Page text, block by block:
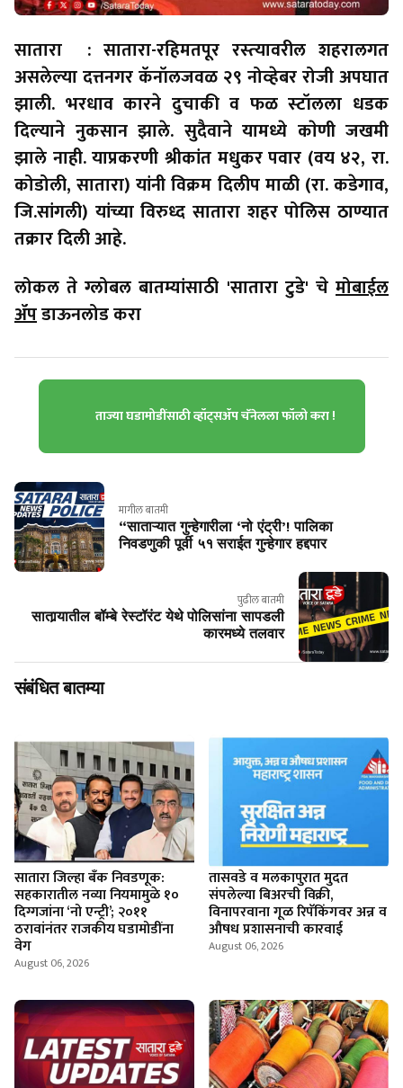
सातारा : सातारा-रहिमतपूर रस्‍त्‍यावरील शहरालगत
असलेल्‍या दत्तनगर कॅनॉलजवळ २९ नोव्‍हेबर रोजी अपघात
झाली. भरधाव कारने दुचाकी व फळ स्‍टॉलला धडक
दिल्‍याने नुकसान झाले. सुदैवाने यामध्ये काेणी जखमी
झाले नाही. याप्रकरणी श्रीकांत मधुकर पवार (वय ४२, रा.
कोडोली, सातारा) यांनी विक्रम दिलीप माळी (रा. कडेगाव,
जि.सांगली) यांच्या विरुध्द सातारा शहर पोलिस ठाण्यात
तक्रार दिली आहे.
लोकल ते ग्लोबल बातम्यांसाठी 'सातारा टुडे' चे मोबाईल
ॲपडाऊनलोड करा
ताज्या घडामोडींसाठी व्हॉट्सॲप चॅनेलला फॉलो करा !
मागील बातमी
“साताऱ्यात गुन्हेगारीला ‘नो एंट्री’! पालिका
निवडणुकी पूर्वी ५१ सराईत गुन्हेगार हद्दपार
पुढील बातमी
सातार्‍यातील बॉम्‍बे रेस्‍टॉरंट येथे पोलिसांना सापडली
कारमध्ये तलवार
संबंधित बातम्या
सातारा जिल्हा बँक निवडणूक:
सहकारातील नव्या नियमामुळे १०
दिग्गजांना ‘नो एन्ट्री’; २०११
ठरावांनंतर राजकीय घडामोडींना
वेग
August 06, 2026
तासवडे व मलकापुरात मुदत
संपलेल्या बिअरची विक्री,
विनापरवाना गूळ रिपॅकिंगवर अन्न व
औषध प्रशासनाची कारवाई
August 06, 2026